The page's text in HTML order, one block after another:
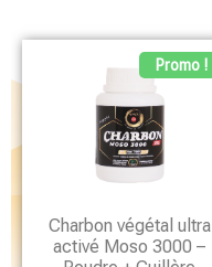
Promo !
Charbon végétal ultra
activé Moso 3000 –